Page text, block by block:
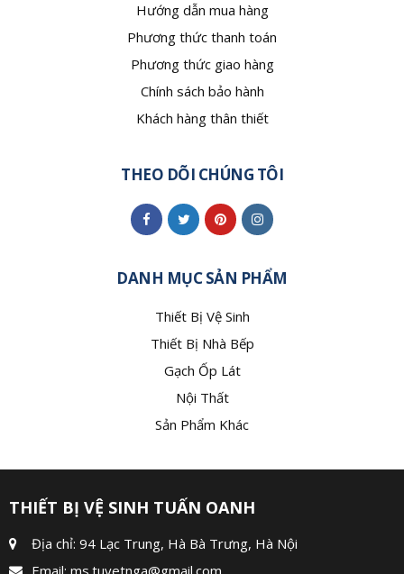
Hướng dẫn mua hàng
Phương thức thanh toán
Phương thức giao hàng
Chính sách bảo hành
Khách hàng thân thiết
THEO DÕI CHÚNG TÔI
DANH MỤC SẢN PHẨM
Thiết Bị Vệ Sinh
Thiết Bị Nhà Bếp
Gạch Ốp Lát
Nội Thất
Sản Phẩm Khác
THIẾT BỊ VỆ SINH TUẤN OANH
Địa chỉ: 94 Lạc Trung, Hà Bà Trưng, Hà Nội